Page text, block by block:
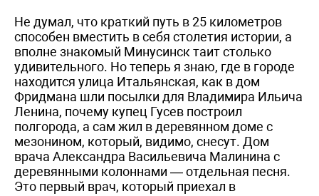
Не думал, что краткий путь в 25 километров
способен вместить в себя столетия истории, а
вполне знакомый Минусинск таит столько
удивительного. Но теперь я знаю, где в городе
находится улица Итальянская, как в дом
Фридмана шли посылки для Владимира Ильича
Ленина, почему купец Гусев построил
полгорода, а сам жил в деревянном доме с
мезонином, который, видимо, снесут. Дом
врача Александра Васильевича Малинина с
деревянными колоннами — отдельная песня.
Это первый врач, который приехал в